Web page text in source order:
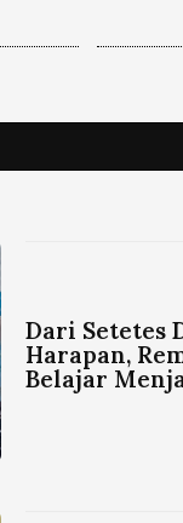
Dari Setetes
Harapan,
Belajar